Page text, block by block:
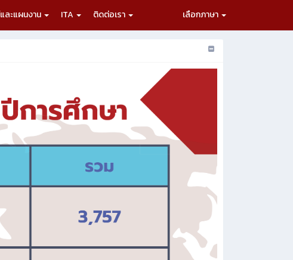
ละแผนงาน ITA ติดต่อเรา เลือกภาษา